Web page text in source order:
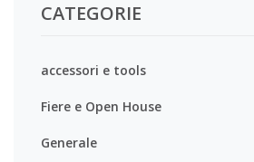
CATEGORIE
accessori e tools
Fiere e Open House
Generale